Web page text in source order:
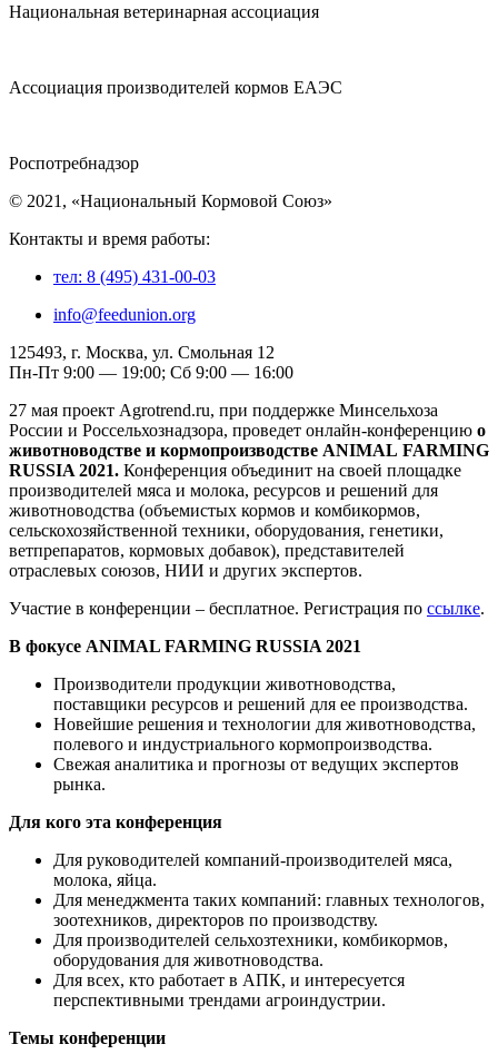
Национальная ветеринарная ассоциация
Ассоциация производителей кормов ЕАЭС
Роспотребнадзор
© 2021, «Национальный Кормовой Союз»
Контакты и время работы:
тел: 8 (495) 431-00-03
info@feedunion.org
125493, г. Москва, ул. Смольная 12
Пн-Пт 9:00 — 19:00; Сб 9:00 — 16:00
27 мая проект Agrotrend.ru, при поддержке Минсельхоза
России и Россельхознадзора, проведет онлайн-конференцию о
животноводстве и кормопроизводстве ANIMAL FARMING
RUSSIA 2021. Конференция объединит на своей площадке
производителей мяса и молока, ресурсов и решений для
животноводства (объемистых кормов и комбикормов,
сельскохозяйственной техники, оборудования, генетики,
ветпрепаратов, кормовых добавок), представителей
отраслевых союзов, НИИ и других экспертов.
Участие в конференции – бесплатное. Регистрация по ссылке.
В фокусе ANIMAL FARMING RUSSIA 2021
Производители продукции животноводства,
поставщики ресурсов и решений для ее производства.
Новейшие решения и технологии для животноводства,
полевого и индустриального кормопроизводства.
Свежая аналитика и прогнозы от ведущих экспертов
рынка.
Для кого эта конференция
Для руководителей компаний-производителей мяса,
молока, яйца.
Для менеджмента таких компаний: главных технологов,
зоотехников, директоров по производству.
Для производителей сельхозтехники, комбикормов,
оборудования для животноводства.
Для всех, кто работает в АПК, и интересуется
перспективными трендами агроиндустрии.
Темы конференции